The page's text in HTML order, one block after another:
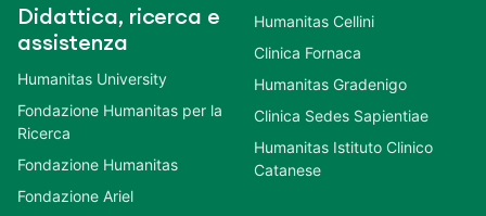
Didattica, ricerca e
assistenza
Humanitas University
Fondazione Humanitas per la
Ricerca
Fondazione Humanitas
Fondazione Ariel
Humanitas Cellini
Clinica Fornaca
Humanitas Gradenigo
Clinica Sedes Sapientiae
Humanitas Istituto Clinico
Catanese